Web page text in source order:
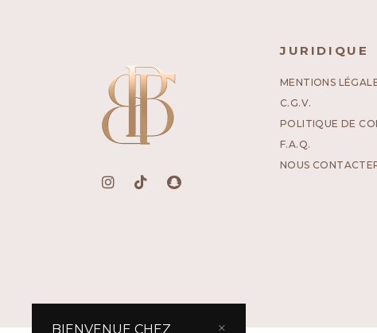
JURIDIQUE
MENTIONS
C.G.V.
POLITIQUE DE
F.A.Q.
NOUS
BIENVENUE CHEZ